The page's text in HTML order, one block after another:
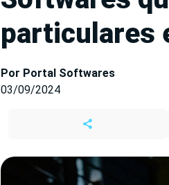
particulares
Por Portal Softwares
03/09/2024